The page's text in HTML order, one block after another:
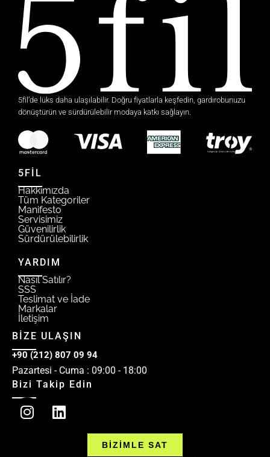
5fil’de lüks daha ulaşılabilir. Doğru fiyatlarla keşfedin, gardırobunuzu
dönüştürün ve sürdürülebilir modaya katkı sağlayın.
5FİL
Hakkımızda
Tüm Kategoriler
Manifesto
Servisimiz
Güvenilirlik
Sürdürülebilirlik
YARDIM
Nasıl Satılır?
SSS
Teslimat ve İade
Markalar
İletişim
BİZE ULAŞIN
+90 (212) 807 09 94
Pazartesi - Cuma : 09:00 - 18:00
Bizi Takip Edin
BİZİMLE SAT